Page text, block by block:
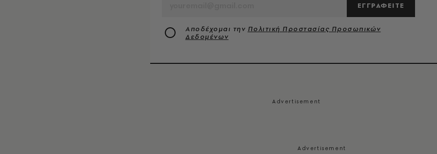
ΕΓΓΡΑΦΕΙΤΕ
Αποδέχομαι την Πολιτική Προστασίας Προσωπικών
Δεδομένων